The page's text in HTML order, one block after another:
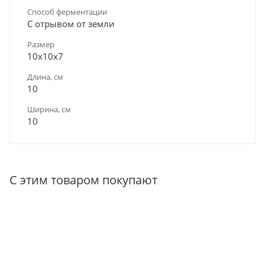
Способ ферментации
С отрывом от земли
Размер
10х10х7
Длина, см
10
Ширина, см
10
С этим товаром покупают